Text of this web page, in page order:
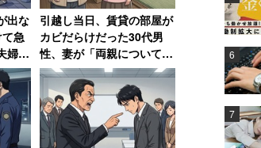
べると、ほぼ倍増してい
入れられないケースが多い
の入園は難しいのが現状
出な
急
婦喧
さん
け」
引越し当日、賃貸の部屋が
カビだらけだった30代男
性、妻が「両親についてい
る弁護士に相談しますね」
と反撃した結果